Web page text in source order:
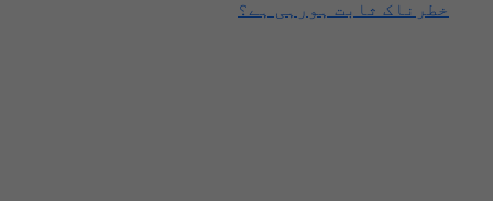
خطرناک ثابت ہورہی ہے؟